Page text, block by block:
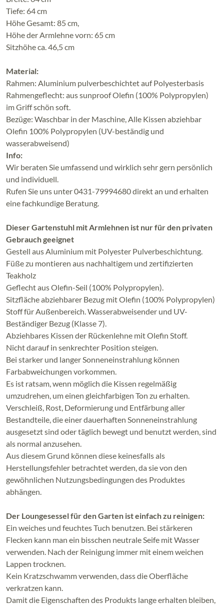
Tiefe: 64 cm
Höhe Gesamt: 85 cm,
Höhe der Armlehne vorn: 65 cm
Sitzhöhe ca. 46,5 cm
Material:
Rahmen: Aluminium pulverbeschichtet auf Polyesterbasis
Rahmengeflecht: aus sunproof Olefin (100% Polypropylen)
im Griff schön soft.
Bezüge: Waschbar in der Maschine, Alle Kissen abziehbar
Olefin 100% Polypropylen (UV-beständig und
wasserabweisend)
Info:
Wir beraten Sie umfassend und wirklich sehr gern persönlich
und individuell.
Rufen Sie uns unter 0431-79994680 direkt an und erhalten
eine fachkundige Beratung.
Dieser Gartenstuhl mit Armlehnen ist nur für den privaten
Gebrauch geeignet
Gestell aus Aluminium mit Polyester Pulverbeschichtung.
Füße zu montieren aus nachhaltigem und zertifizierten
Teakholz
Geflecht aus Olefin-Seil (100% Polypropylen).
Sitzfläche abziehbarer Bezug mit Olefin (100% Polypropylen)
Stoff für Außenbereich. Wasserabweisender und UV-
Beständiger Bezug (Klasse 7).
Abziehbares Kissen der Rückenlehne mit Olefin Stoff.
Nicht darauf in senkrechter Position steigen.
Bei starker und langer Sonneneinstrahlung können
Farbabweichungen vorkommen.
Es ist ratsam, wenn möglich die Kissen regelmäßig
umzudrehen, um einen gleichfarbigen Ton zu erhalten.
Verschleiß, Rost, Deformierung und Entfärbung aller
Bestandteile, die einer dauerhaften Sonneneinstrahlung
ausgesetzt sind oder täglich bewegt und benutzt werden, sind
als normal anzusehen.
Aus diesem Grund können diese keinesfalls als
Herstellungsfehler betrachtet werden, da sie von den
gewöhnlichen Nutzungsbedingungen des Produktes
abhängen.
Der Loungesessel für den Garten ist einfach zu reinigen:
Ein weiches und feuchtes Tuch benutzen. Bei stärkeren
Flecken kann man ein bisschen neutrale Seife mit Wasser
verwenden. Nach der Reinigung immer mit einem weichen
Lappen trocknen.
Kein Kratzschwamm verwenden, dass die Oberfläche
verkratzen kann.
Damit die Eigenschaften des Produkts lange erhalten bleiben,